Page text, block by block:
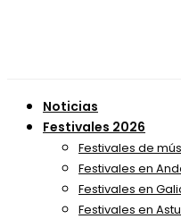
Noticias
Festivales 2026
Festivales de
Festivales en
Festivales en
Festivales en